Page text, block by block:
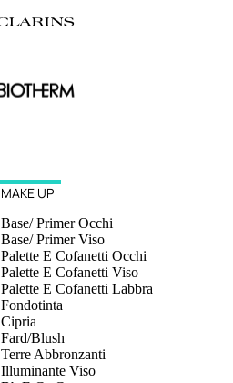
MAKE UP
Base/ Primer Occhi
Base/ Primer Viso
Palette E Cofanetti Occhi
Palette E Cofanetti Viso
Palette E Cofanetti Labbra
Fondotinta
Cipria
Fard/Blush
Terre Abbronzanti
Illuminante Viso